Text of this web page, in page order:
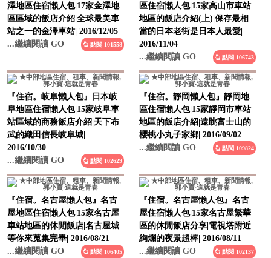
澤地區住宿懶人包|17家金澤地
區區域的飯店介紹|全球最美車
站之一的金澤車站| 2016/12/05
...繼續閱讀 GO
點閱 101558
區住宿懶人包|15家高山市車站
地區的飯店介紹(上)|保存最相
當的日本老街是日本人最愛|
2016/11/04
...繼續閱讀 GO
點閱 106743
『住宿。岐阜懶人包』日本岐
阜地區住宿懶人包|15家岐阜車
站區域的商務飯店介紹|天下布
武的織田信長岐阜城|
2016/10/30
...繼續閱讀 GO
點閱 102629
『住宿。靜岡懶人包』靜岡地
區住宿懶人包|15家靜岡市車站
地區的飯店介紹|遠眺富士山的
櫻桃小丸子家鄉| 2016/09/02
...繼續閱讀 GO
點閱 109824
『住宿。名古屋懶人包』名古
屋地區住宿懶人包|15家名古屋
車站地區的休閒飯店|名古屋城
等你來蒐集完畢| 2016/08/21
...繼續閱讀 GO
點閱 106405
『住宿。名古屋懶人包』名古
屋住宿懶人包|15家名古屋繁華
區的休閒飯店分享|電視塔附近
絢爛的夜景超棒| 2016/08/11
...繼續閱讀 GO
點閱 102137